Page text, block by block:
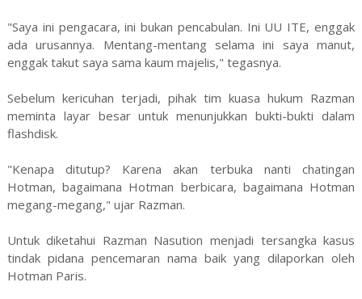
"Saya ini pengacara, ini bukan pencabulan. Ini UU ITE, enggak
ada urusannya. Mentang-mentang selama ini saya manut,
enggak takut saya sama kaum majelis," tegasnya.
Sebelum kericuhan terjadi, pihak tim kuasa hukum Razman
meminta layar besar untuk menunjukkan bukti-bukti dalam
flashdisk.
"Kenapa ditutup? Karena akan terbuka nanti chatingan
Hotman, bagaimana Hotman berbicara, bagaimana Hotman
megang-megang," ujar Razman.
Untuk diketahui Razman Nasution menjadi tersangka kasus
tindak pidana pencemaran nama baik yang dilaporkan oleh
Hotman Paris.